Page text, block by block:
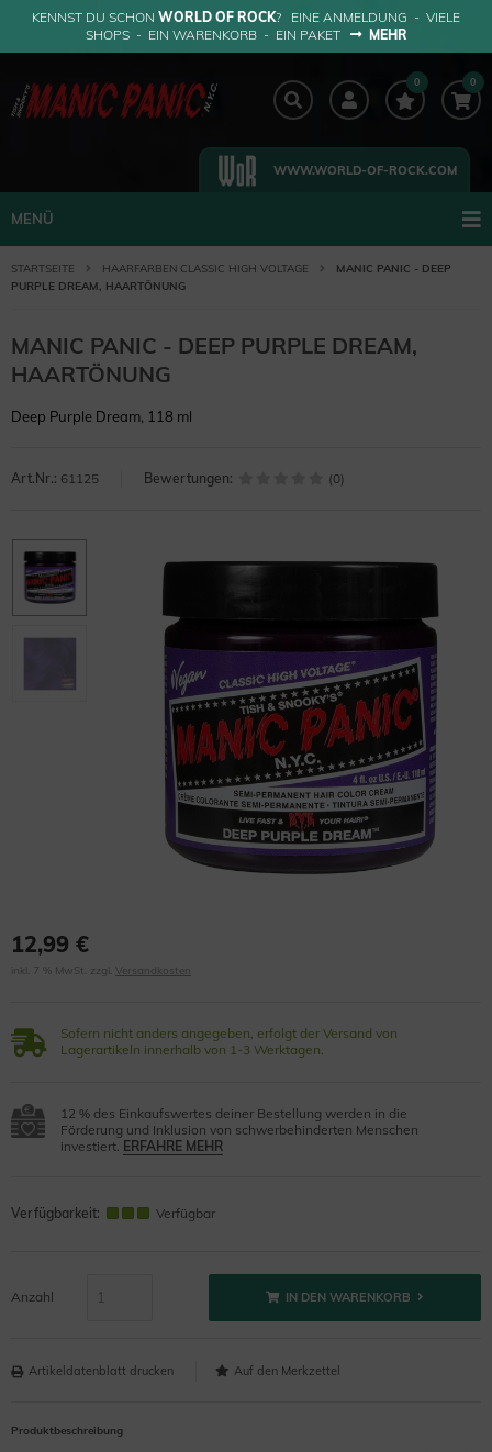
KENNST DU SCHON WORLD OF ROCK? EINE ANMELDUNG - VIELE
SHOPS - EIN WARENKORB - EIN PAKET
MEHR
0 0
WWW.WORLD-OF-ROCK.COM
MENÜ
STARTSEITE HAARFARBEN CLASSIC HIGH VOLTAGE
MANIC PANIC - DEEP
PURPLE DREAM, HAARTÖNUNG
MANIC PANIC - DEEP PURPLE DREAM,
HAARTÖNUNG
Deep Purple Dream, 118 ml
Art.Nr.: 61125 Bewertungen: (0)
12,99 €
inkl. 7 % MwSt. zzgl. Versandkosten
Sofern nicht anders angegeben, erfolgt der Versand von
Lagerartikeln innerhalb von 1-3 Werktagen.
12 % des Einkaufswertes deiner Bestellung werden in die
Förderung und Inklusion von schwerbehinderten Menschen
investiert. ERFAHRE MEHR
Verfügbarkeit: Verfügbar
Anzahl IN DEN WARENKORB
Artikeldatenblatt drucken
Produktbeschreibung